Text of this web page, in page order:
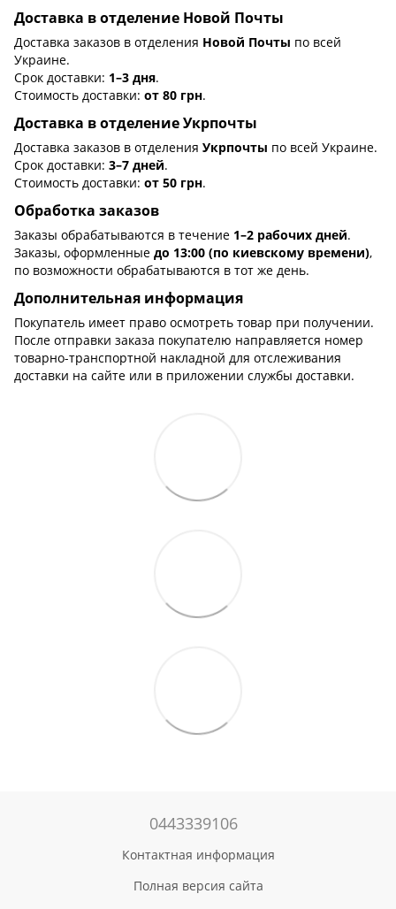
Доставка в отделение Новой Почты
Доставка заказов в отделения Новой Почты по всей
Украине.
Срок доставки: 1–3 дня.
Стоимость доставки: от 80 грн.
Доставка в отделение Укрпочты
Доставка заказов в отделения Укрпочты по всей Украине.
Срок доставки: 3–7 дней.
Стоимость доставки: от 50 грн.
Обработка заказов
Заказы обрабатываются в течение 1–2 рабочих дней.
Заказы, оформленные до 13:00 (по киевскому времени),
по возможности обрабатываются в тот же день.
Дополнительная информация
Покупатель имеет право осмотреть товар при получении.
После отправки заказа покупателю направляется номер
товарно-транспортной накладной для отслеживания
доставки на сайте или в приложении службы доставки.
0443339106
Контактная информация
Полная версия сайта